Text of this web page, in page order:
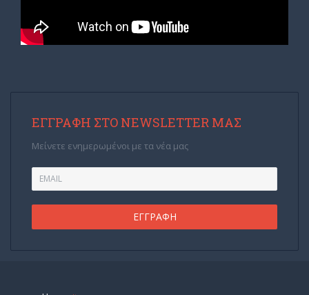
ΕΓΓΡΑΦΉ ΣΤΟ NEWSLETTER ΜΑΣ
Μείνετε ενημερωμένοι με τα νέα μας